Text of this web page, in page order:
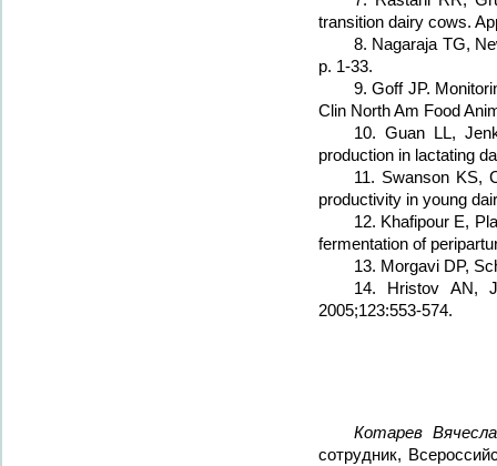
transition dairy cows.
8. Nagaraja TG,
p. 1-33.
9. Goff JP.
Clin North Am Food
10. Guan LL,
production in lactating
11. Swanson KS,
productivity in young
12. Khafipour E,
fermentation of
13. Morgavi DP,
14. Hristov AN,
2005;123:553-574.
Котарев
сотрудник,